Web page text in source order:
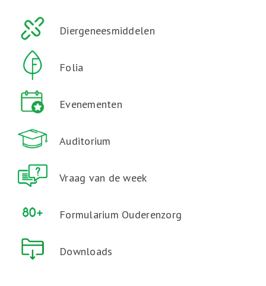
Diergeneesmiddelen
Folia
Evenementen
Auditorium
Vraag van de week
Formularium Ouderenzorg
Downloads